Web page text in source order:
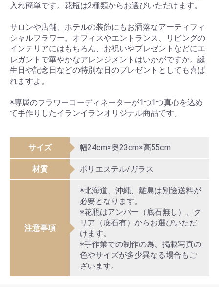
入れ簡単です。花瓶は2種類からお選びいただけます。
サロンや店舗、ホテルの装飾にもお洒落なアーティフィ
シャルフラワー。オフィスやエントランス、リビングの
インテリアにはもちろん、お祝いやプレゼントなどにエ
レガントで華やかなアレンジメントはいかがですか。誕
生日や記念日などの特別な日のプレゼントとしても喜ば
れますよ。
※専属のフラワーコーディネーターが1つ1つ真心を込め
て手作りしたイランイランオリジナル商品です。
サイズ 幅24cm×奥23cm×高55cm
材質 ポリエステル/ガラス
注意事項
※北海道、沖縄、離島は別途送料が
必要となります。
※花瓶はアンバー（底石無し）、ク
リア（底石有）からお選びいただ
けます。
※手作業での制作の為、掲載写真の
色やサイズが多少異なる場合もご
ざいます。